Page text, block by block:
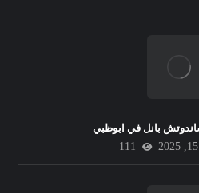
بانل في ابوظبي
111